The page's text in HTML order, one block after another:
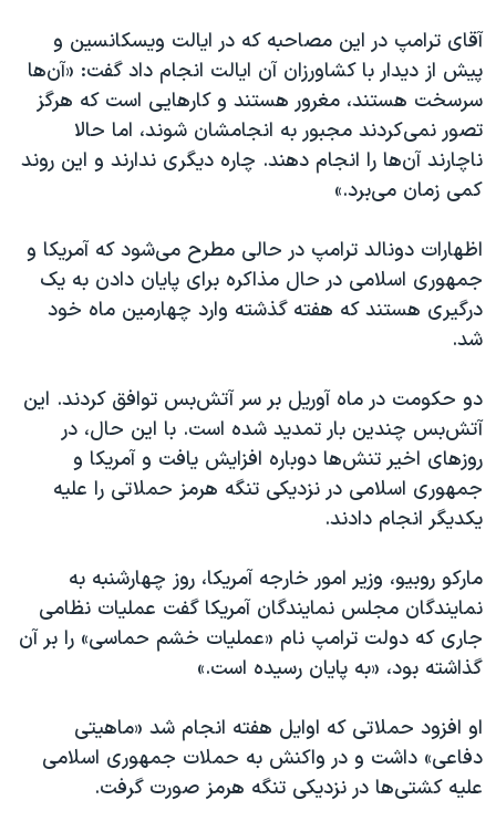
اسرائیل در جنگ
نرگس محمدی برنده جایزه نوبل صلح
همایش محافظه‌کاران آمریکا «سی‌پک»
صفحه‌های ویژه
آقای ترامپ در این مصاحبه که در ایالت ویسکانسین و
پیش از دیدار با کشاورزان آن ایالت انجام داد گفت: «آن‌ها
سرسخت هستند، مغرور هستند و کارهایی است که هرگز
تصور نمی‌کردند مجبور به انجامشان شوند، اما حالا
ناچارند آن‌ها را انجام دهند. چاره دیگری ندارند و این روند
کمی زمان می‌برد.»
اظهارات دونالد ترامپ در حالی مطرح می‌شود که آمریکا و
جمهوری اسلامی در حال مذاکره برای پایان دادن به یک
درگیری هستند که هفته گذشته وارد چهارمین ماه خود
شد.
دو حکومت در ماه آوریل بر سر آتش‌بس توافق کردند. این
آتش‌بس چندین بار تمدید شده است. با این حال، در
روزهای اخیر تنش‌ها دوباره افزایش یافت و آمریکا و
جمهوری اسلامی در نزدیکی تنگه هرمز حملاتی را علیه
یکدیگر انجام دادند.
مارکو روبیو، وزیر امور خارجه آمریکا، روز چهارشنبه به
نمایندگان مجلس نمایندگان آمریکا گفت عملیات نظامی
جاری که دولت ترامپ نام «عملیات خشم حماسی» را بر آن
گذاشته بود، «به پایان رسیده است.»
او افزود حملاتی که اوایل هفته انجام شد «ماهیتی
دفاعی» داشت و در واکنش به حملات جمهوری اسلامی
علیه کشتی‌ها در نزدیکی تنگه هرمز صورت گرفت.